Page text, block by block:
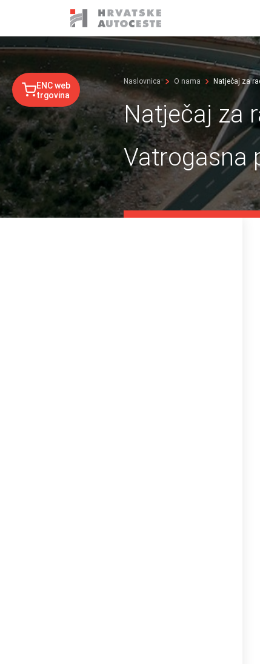
ENC web
trgovina
Naslovnica O nama Natječaj za
Natječaj za
Vatrogasna